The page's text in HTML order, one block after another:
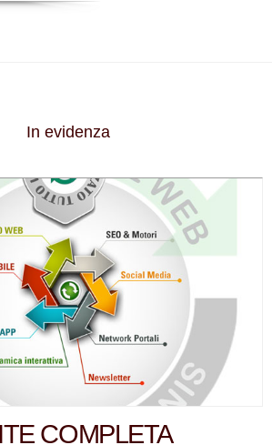
In evidenza
COMPLETA